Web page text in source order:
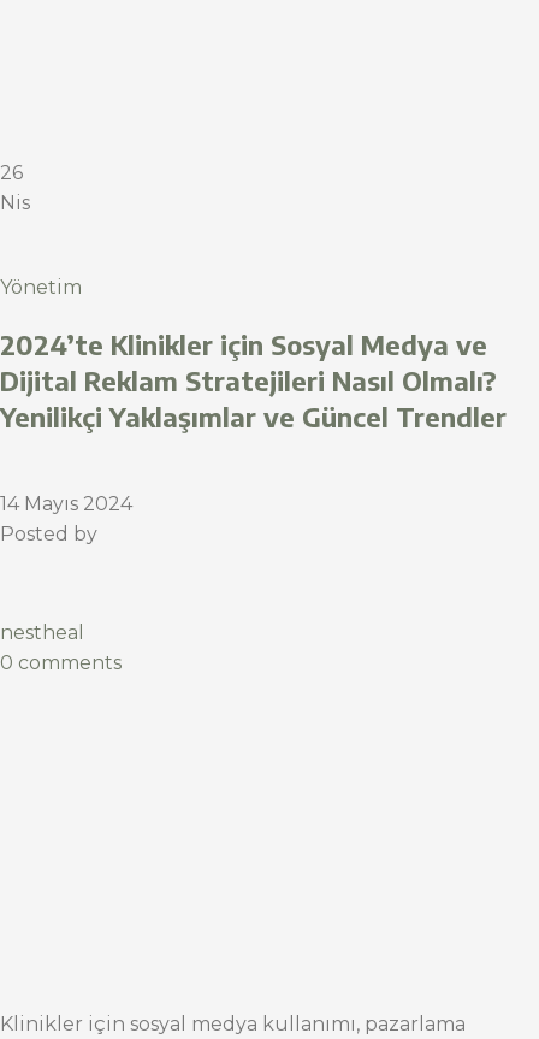
26
Nis
Yönetim
2024’te Klinikler için Sosyal Medya ve
Dijital Reklam Stratejileri Nasıl Olmalı?
Yenilikçi Yaklaşımlar ve Güncel Trendler
14 Mayıs 2024
Posted by
nestheal
0 comments
Klinikler için sosyal medya kullanımı, pazarlama